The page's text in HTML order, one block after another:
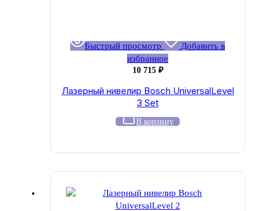
Быстрый просмотр
Добавить в
избранное
10 715 ₽
Лазерный нивелир Bosch UniversalLevel
3 Set
В корзину